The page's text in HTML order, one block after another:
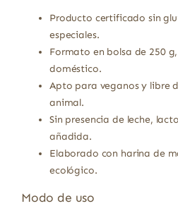
Producto certificado sin
especiales.
Formato en bolsa de 250
doméstico.
Apto para veganos y libre
animal.
Sin presencia de leche,
añadida.
Elaborado con harina de
ecológico.
Modo de uso